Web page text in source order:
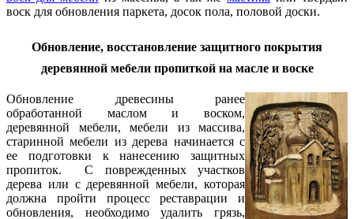
воск для обновления паркета, досок пола, половой доски.
Обновление, восстановление защитного покрытия
деревянной мебели пропиткой на масле и воске
Обновление древесины ранее
обработанной маслом и воском,
деревянной мебели, мебели из массива,
старинной мебели из дерева начинается с
ее подготовки к нанесению защитных
пропиток. С поврежденных участков
дерева или с деревянной мебели, которая
должна пройти процесс реставрации и
обновления, необходимо удалить грязь,